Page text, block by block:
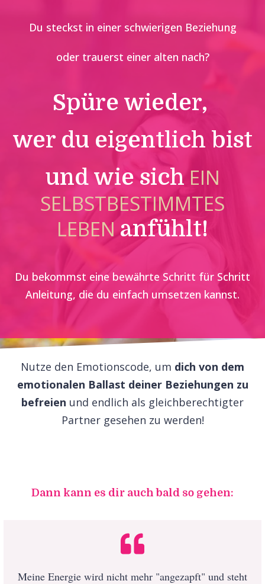
Du steckst in einer schwierigen Beziehung
oder trauerst einer alten nach?
Spüre wieder,
wer du eigentlich bist
und wie sich EIN
SELBSTBESTIMMTES
LEBEN anfühlt!
Du bekommst eine bewährte Schritt für Schritt
Anleitung, die du einfach umsetzen kannst.
Nutze den Emotionscode, um dich von dem
emotionalen Ballast deiner Beziehungen zu
befreien und endlich als gleichberechtigter
Partner gesehen zu werden!
Dann kann es dir auch bald so gehen:
Meine Energie wird nicht mehr "angezapft" und steht